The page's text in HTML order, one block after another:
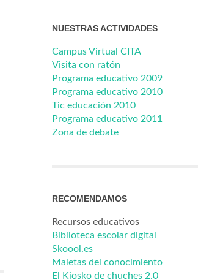
NUESTRAS ACTIVIDADES
Campus Virtual CITA
Visita con ratón
Programa educativo 2009
Programa educativo 2010
Tic educación 2010
Programa educativo 2011
Zona de debate
RECOMENDAMOS
Recursos educativos
Biblioteca escolar digital
Skoool.es
Maletas del conocimiento
El Kiosko de chuches 2.0